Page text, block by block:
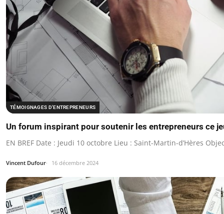
TÉMOIGNAGES D'ENTREPRENEURS
Un forum inspirant pour soutenir les entrepreneurs ce
EN BREF Date : Jeudi 10 octobre Lieu : Saint-Martin-d’Hères
Vincent Dufour 16 décembre 2024